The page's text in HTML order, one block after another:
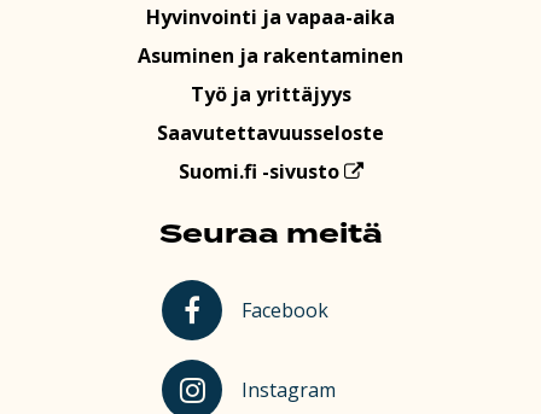
Hyvinvointi ja vapaa-aika
Asuminen ja rakentaminen
Työ ja yrittäjyys
Saavutettavuusseloste
Suomi.fi -sivusto
Seuraa meitä
Kauhajoki Facebookissa
Facebook
Kauhajoki Instagramissa
Instagram